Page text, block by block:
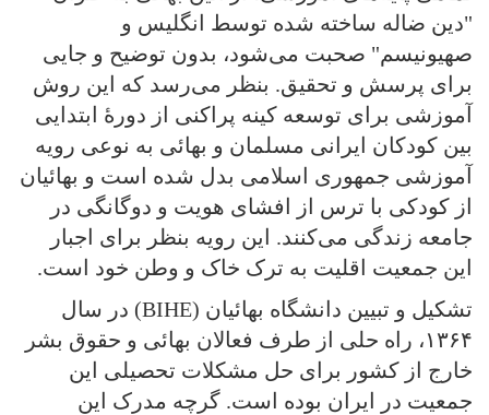
"دین ضاله ساخته شده توسط انگلیس و
صهیونیسم" صحبت می‌شود، بدون توضیح و جایی
برای پرسش و تحقیق. بنظر می‌رسد که این روش
آموزشی برای توسعه کینه پراکنی از دورهٔ ابتدایی
بین کودکان ایرانی‌ مسلمان و بهائی به نوعی رویه
آموزشی جمهوری اسلامی بدل شده است و بهائیان
از کودکی با ترس از افشای هویت و دوگانگی در
جامعه زندگی‌ می‌کنند. این رویه بنظر برای اجبار
این جمعیت اقلیت به ترک خاک و وطن خود است.
تشکیل و تبیین دانشگاه بهائیان (BIHE) در سال
۱۳۶۴، راه حلی از طرف فعالان بهائی و حقوق بشر
خارج از کشور برای حل مشکلات تحصیلی‌ این
جمعیت در ایران بوده است. گرچه مدرک این